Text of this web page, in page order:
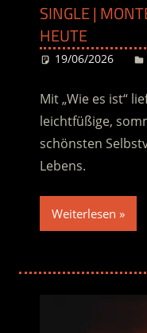
SINGLE |
HEUTE
19/06/2026
Mit „Wie es ist“
leichtfüßige,
schönsten
Lebens.
Weiterlesen